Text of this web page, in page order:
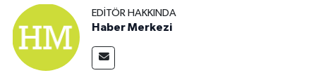
EDITÖR HAKKINDA
Haber Merkezi